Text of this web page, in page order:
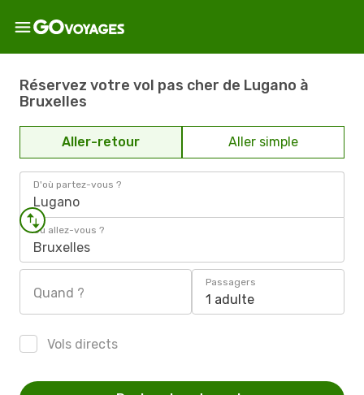
Réservez votre vol pas cher de Lugano à
Bruxelles
Aller-retour Aller simple
D'où partez-vous ?
Lugano
Où allez-vous ?
Bruxelles
Quand ?
Passagers
1 adulte
Vols directs